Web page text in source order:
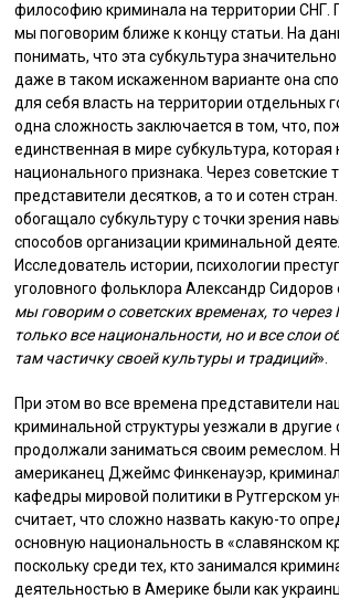
философию криминала на территории СНГ.
мы поговорим ближе к концу статьи. На
понимать, что эта субкультура
даже в таком искаженном варианте она
для себя власть на территории отдельных
одна сложность заключается в том, что,
единственная в мире субкультура, которая
национального признака. Через
представители десятков, а то и сотен
обогащало субкультуру с точки зрения
способов организации криминальной
Исследователь истории, психологии
уголовного фольклора Александр Сидоров
мы говорим о советских временах, то
только все национальности, но и все слои
там частичку своей культуры и традиций».
При этом во все времена представители
криминальной структуры уезжали в другие
продолжали заниматься своим ремеслом.
американец Джеймс Финкенауэр,
кафедры мировой политики в Рутгерском
считает, что сложно назвать какую-то
основную национальность в «славянском
поскольку среди тех, кто занимался
деятельностью в Америке были как